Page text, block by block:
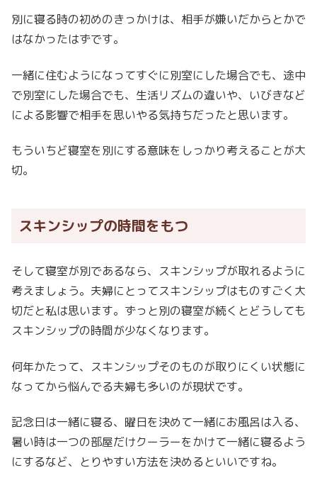
別に寝る時の初めのきっかけは、相手が嫌いだからとかで
はなかったはずです。
一緒に住むようになってすぐに別室にした場合でも、途中
で別室にした場合でも、生活リズムの違いや、いびきなど
による影響で相手を思いやる気持ちだったと思います。
もういちど寝室を別にする意味をしっかり考えることが大
切。
スキンシップの時間をもつ
そして寝室が別であるなら、スキンシップが取れるように
考えましょう。夫婦にとってスキンシップはものすごく大
切だと私は思います。ずっと別の寝室が続くとどうしても
スキンシップの時間が少なくなります。
何年かたって、スキンシップそのものが取りにくい状態に
なってから悩んでる夫婦も多いのが現状です。
記念日は一緒に寝る、曜日を決めて一緒にお風呂は入る、
暑い時は一つの部屋だけクーラーをかけて一緒に寝るよう
にするなど、とりやすい方法を決めるといいですね。